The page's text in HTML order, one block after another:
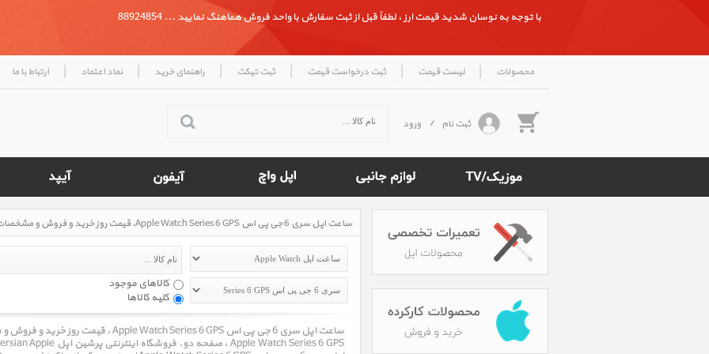
با توجه به نوسان شدید قیمت ارز ، لطفاً قبل از ثبت سفارش با واحد فروش هماهنگ نمایید ... 88924854
محصولات | لیست قیمت | ثبت درخواست قیمت | ثبت تیکت | راهنمای خرید | نماد اعتماد | ارتباط با ما
ثبت نام / ورود
کالاهای موجود
کلیه کالاها